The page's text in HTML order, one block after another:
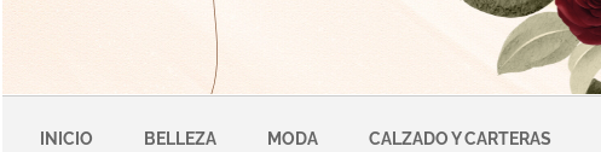
INICIO BELLEZA MODA CALZADO Y CARTERAS